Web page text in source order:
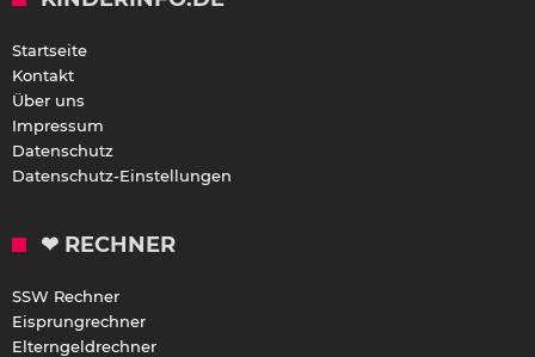
Startseite
Kontakt
Über uns
Impressum
Datenschutz
Datenschutz-Einstellungen
❤ RECHNER
SSW Rechner
Eisprungrechner
Elterngeldrechner